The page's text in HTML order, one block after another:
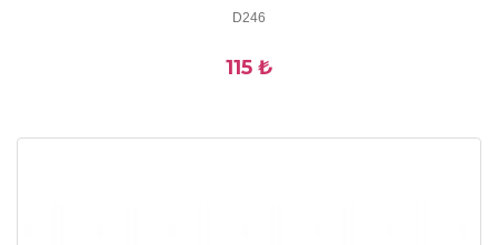
D246
115 ₺